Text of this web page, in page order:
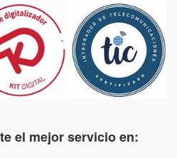
el mejor servicio en: